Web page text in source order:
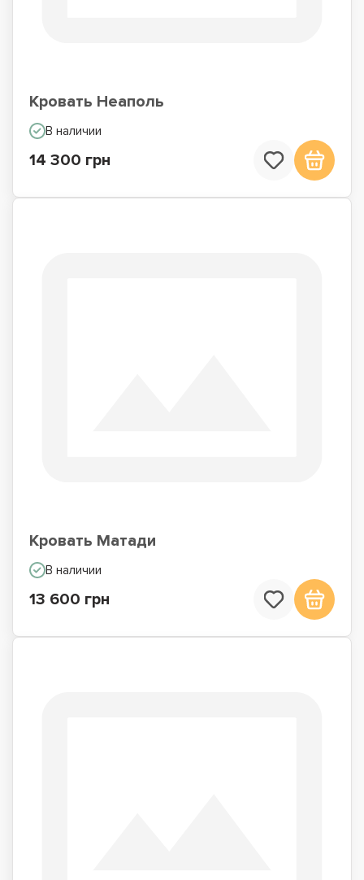
Кровать Неаполь
В наличии
14 300 грн
Кровать Матади
В наличии
13 600 грн